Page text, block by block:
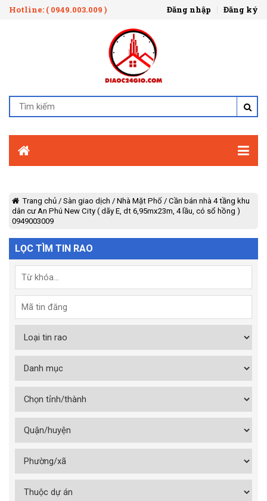
Hotline: ( 0949.003.009 ) Đăng nhập Đăng ký
Trang chủ / Sàn giao dịch / Nhà Mặt Phố / Cần bán nhà 4 tầng khu
dân cư An Phú New City ( dãy E, dt 6,95mx23m, 4 lầu, có sổ hồng )
0949003009
LỌC TÌM TIN RAO